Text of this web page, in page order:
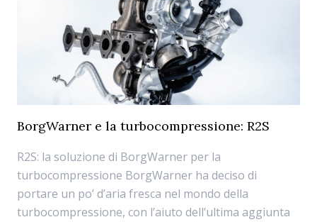
BorgWarner e la turbocompressione: R2S
R2S: la soluzione di BorgWarner per la
turbocompressione BorgWarner ha deciso di
portare un po’ d’aria fresca nel mondo della
turbocompressione, con l’aiuto dell’ultima aggiunta